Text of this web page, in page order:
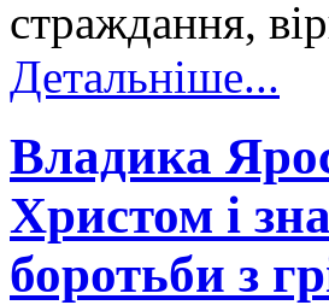
страждання,
Детальніше...
Владика
Христом і
боротьби з